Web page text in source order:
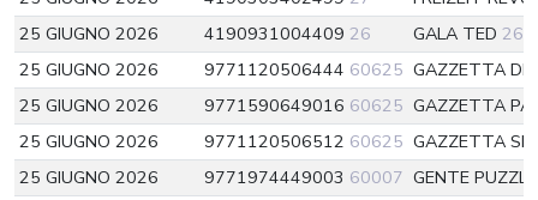
25 GIUGNO 2026
4190931004409 26 GALA TED 26
25 GIUGNO 2026
9771120506444 60625 GAZZETTA
25 GIUGNO 2026
9771590649016 60625 GAZZETTA
25 GIUGNO 2026
9771120506512 60625 GAZZETTA
25 GIUGNO 2026
9771974449003 60007 GENTE